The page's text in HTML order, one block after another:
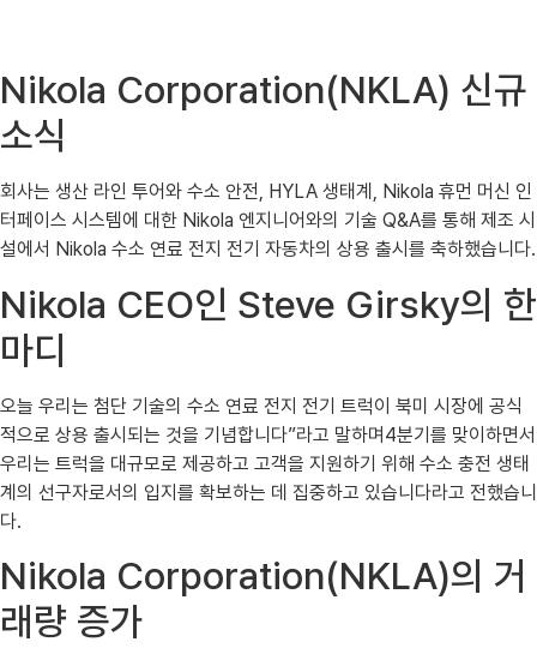
Nikola Corporation(NKLA) 신규
소식
회사는 생산 라인 투어와 수소 안전, HYLA 생태계, Nikola 휴먼 머신 인
터페이스 시스템에 대한 Nikola 엔지니어와의 기술 Q&A를 통해 제조 시
설에서 Nikola 수소 연료 전지 전기 자동차의 상용 출시를 축하했습니다.
Nikola CEO인 Steve Girsky의 한
마디
오늘 우리는 첨단 기술의 수소 연료 전지 전기 트럭이 북미 시장에 공식
적으로 상용 출시되는 것을 기념합니다”라고 말하며4분기를 맞이하면서
우리는 트럭을 대규모로 제공하고 고객을 지원하기 위해 수소 충전 생태
계의 선구자로서의 입지를 확보하는 데 집중하고 있습니다라고 전했습니
다.
Nikola Corporation(NKLA)의 거
래량 증가